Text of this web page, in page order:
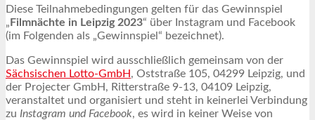
Diese Teilnahmebedingungen gelten für das Gewinnspiel
„ Filmnächte in Leipzig 2023“ über Instagram und Facebook
(im Folgenden als „Gewinnspiel“ bezeichnet).
Das Gewinnspiel wird ausschließlich gemeinsam von der
Sächsischen Lotto-GmbH, Oststraße 105, 04299 Leipzig, und
der Projecter GmbH, Ritterstraße 9-13, 04109 Leipzig,
veranstaltet und organisiert und steht in keinerlei Verbindung
zu Instagram und Facebook, es wird in keiner Weise von